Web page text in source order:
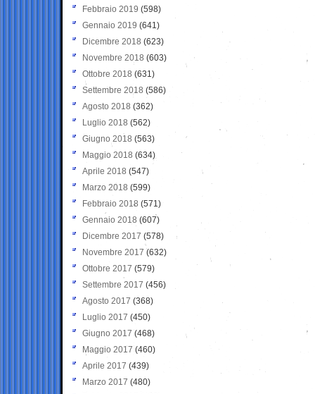
Febbraio 2019 (598)
Gennaio 2019 (641)
Dicembre 2018 (623)
Novembre 2018 (603)
Ottobre 2018 (631)
Settembre 2018 (586)
Agosto 2018 (362)
Luglio 2018 (562)
Giugno 2018 (563)
Maggio 2018 (634)
Aprile 2018 (547)
Marzo 2018 (599)
Febbraio 2018 (571)
Gennaio 2018 (607)
Dicembre 2017 (578)
Novembre 2017 (632)
Ottobre 2017 (579)
Settembre 2017 (456)
Agosto 2017 (368)
Luglio 2017 (450)
Giugno 2017 (468)
Maggio 2017 (460)
Aprile 2017 (439)
Marzo 2017 (480)